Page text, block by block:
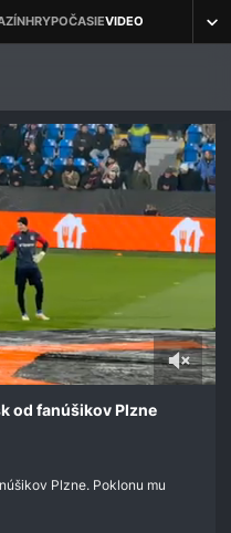
od fanúšikov Plzne
Plzne. Poklonu mu